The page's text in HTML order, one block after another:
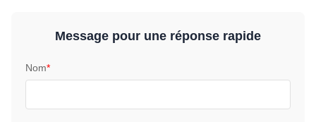
Message pour une réponse rapide
Nom*